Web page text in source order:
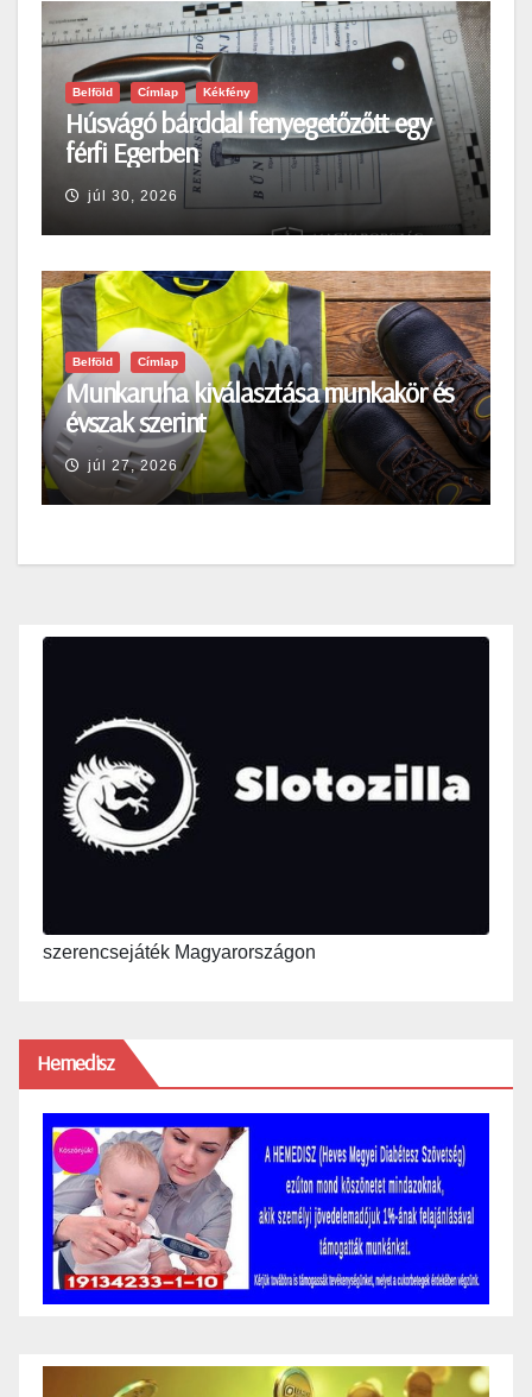
Belföld Címlap Kékfény
Húsvágó bárddal fenyegetőzőtt egy
férfi Egerben
júl 30, 2026
Belföld Címlap
Munkaruha kiválasztása munkakör és
évszak szerint
júl 27, 2026
szerencsejáték Magyarországon
Hemedisz